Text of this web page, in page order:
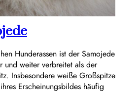
Hunderassen ist der Samojede
und weiter verbreitet als der
Insbesondere weiße Großspitze
Erscheinungsbildes häufig